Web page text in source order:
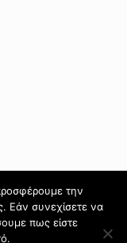
την
Εάν συνεχίσετε να
πως είστε